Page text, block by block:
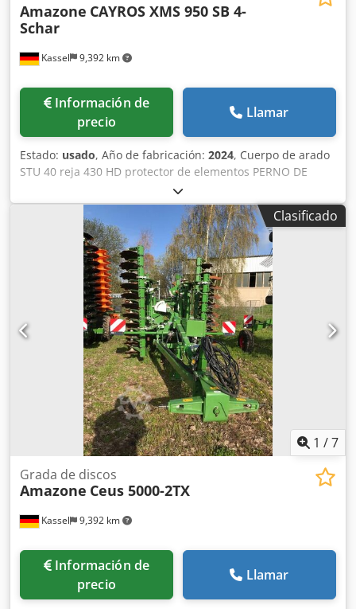
Kassel 9,392 km
Amazone CAYROS XMS 950 SB 4-
Schar
Información de
precio
Llamar
Estado: usado, Año de fabricación: 2024, Cuerpo de arado
STU 40 reja 430 HD protector de elementos PERNO DE
SEGURIDAD / Csdpfx Aeuhnlmeqveha
Clasificado
1 /7
Kassel 9,392 km
Grada de discos
Amazone Ceus 5000-2TX
Información de
precio
Llamar